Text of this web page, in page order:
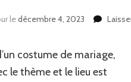
ledécembre 4, 2023
costume de mariage,
le thème et le lieu est